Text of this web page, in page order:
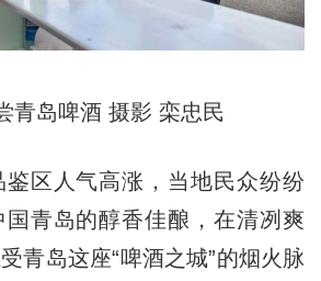
青岛啤酒 摄影 栾忠民
人气高涨，当地民众纷纷
青岛的醇香佳酿，在清冽爽
青岛这座“啤酒之城”的烟火脉